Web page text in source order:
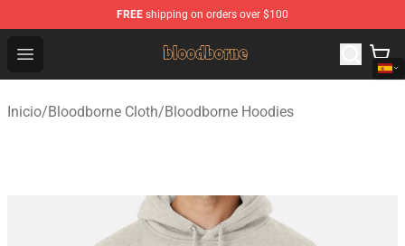
FREE shipping on orders over $100
Open menu
Bloodborne Shop - Official Bloodborne Merchandise
Inicio/Bloodborne Cloth/Bloodborne Hoodies